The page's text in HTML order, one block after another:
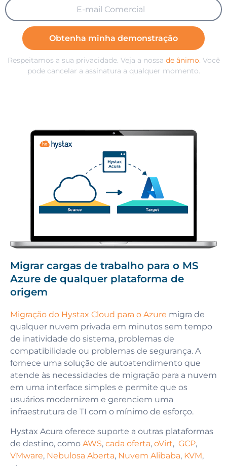
Obtenha minha demonstração
Respeitamos a sua privacidade. Veja a nossa de ânimo. Você
pode cancelar a assinatura a qualquer momento.
Migrar cargas de trabalho para o MS
Azure de qualquer plataforma de
origem
Migração do Hystax Cloud para o Azure migra de
qualquer nuvem privada em minutos sem tempo
de inatividade do sistema, problemas de
compatibilidade ou problemas de segurança. A
fornece uma solução de autoatendimento que
atende às necessidades de migração para a nuvem
em uma interface simples e permite que os
usuários modernizem e gerenciem uma
infraestrutura de TI com o mínimo de esforço.
Hystax Acura oferece suporte a outras plataformas
de destino, como AWS, cada oferta, oVirt, GCP,
VMware, Nebulosa Aberta, Nuvem Alibaba, KVM,